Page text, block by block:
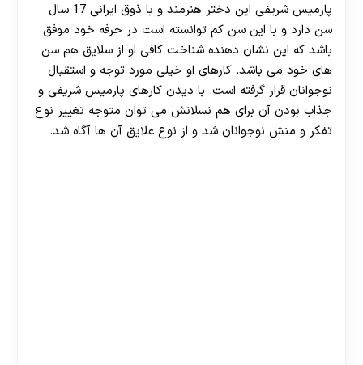
پارمیس شریفی این دختر هنرمند و با ذوق ایرانی 17 سال
سن دارد و با این سن کم توانسته است در حرفه خود موفق
باشد که این نشان دهنده شناخت کافی او از سلایق هم سن
های خود می باشد‌. کارهای او خیلی مورد توجه و استقبال
نوجوانان قرار گرفته است. با دیدن کارهای پارمیس شریفی و
جذاب بودن آن برای هم نسلانش می توان متوجه تغییر نوع
تفکر و منش نوجوانان شد و از نوع علایق آن ها آگاه شد.